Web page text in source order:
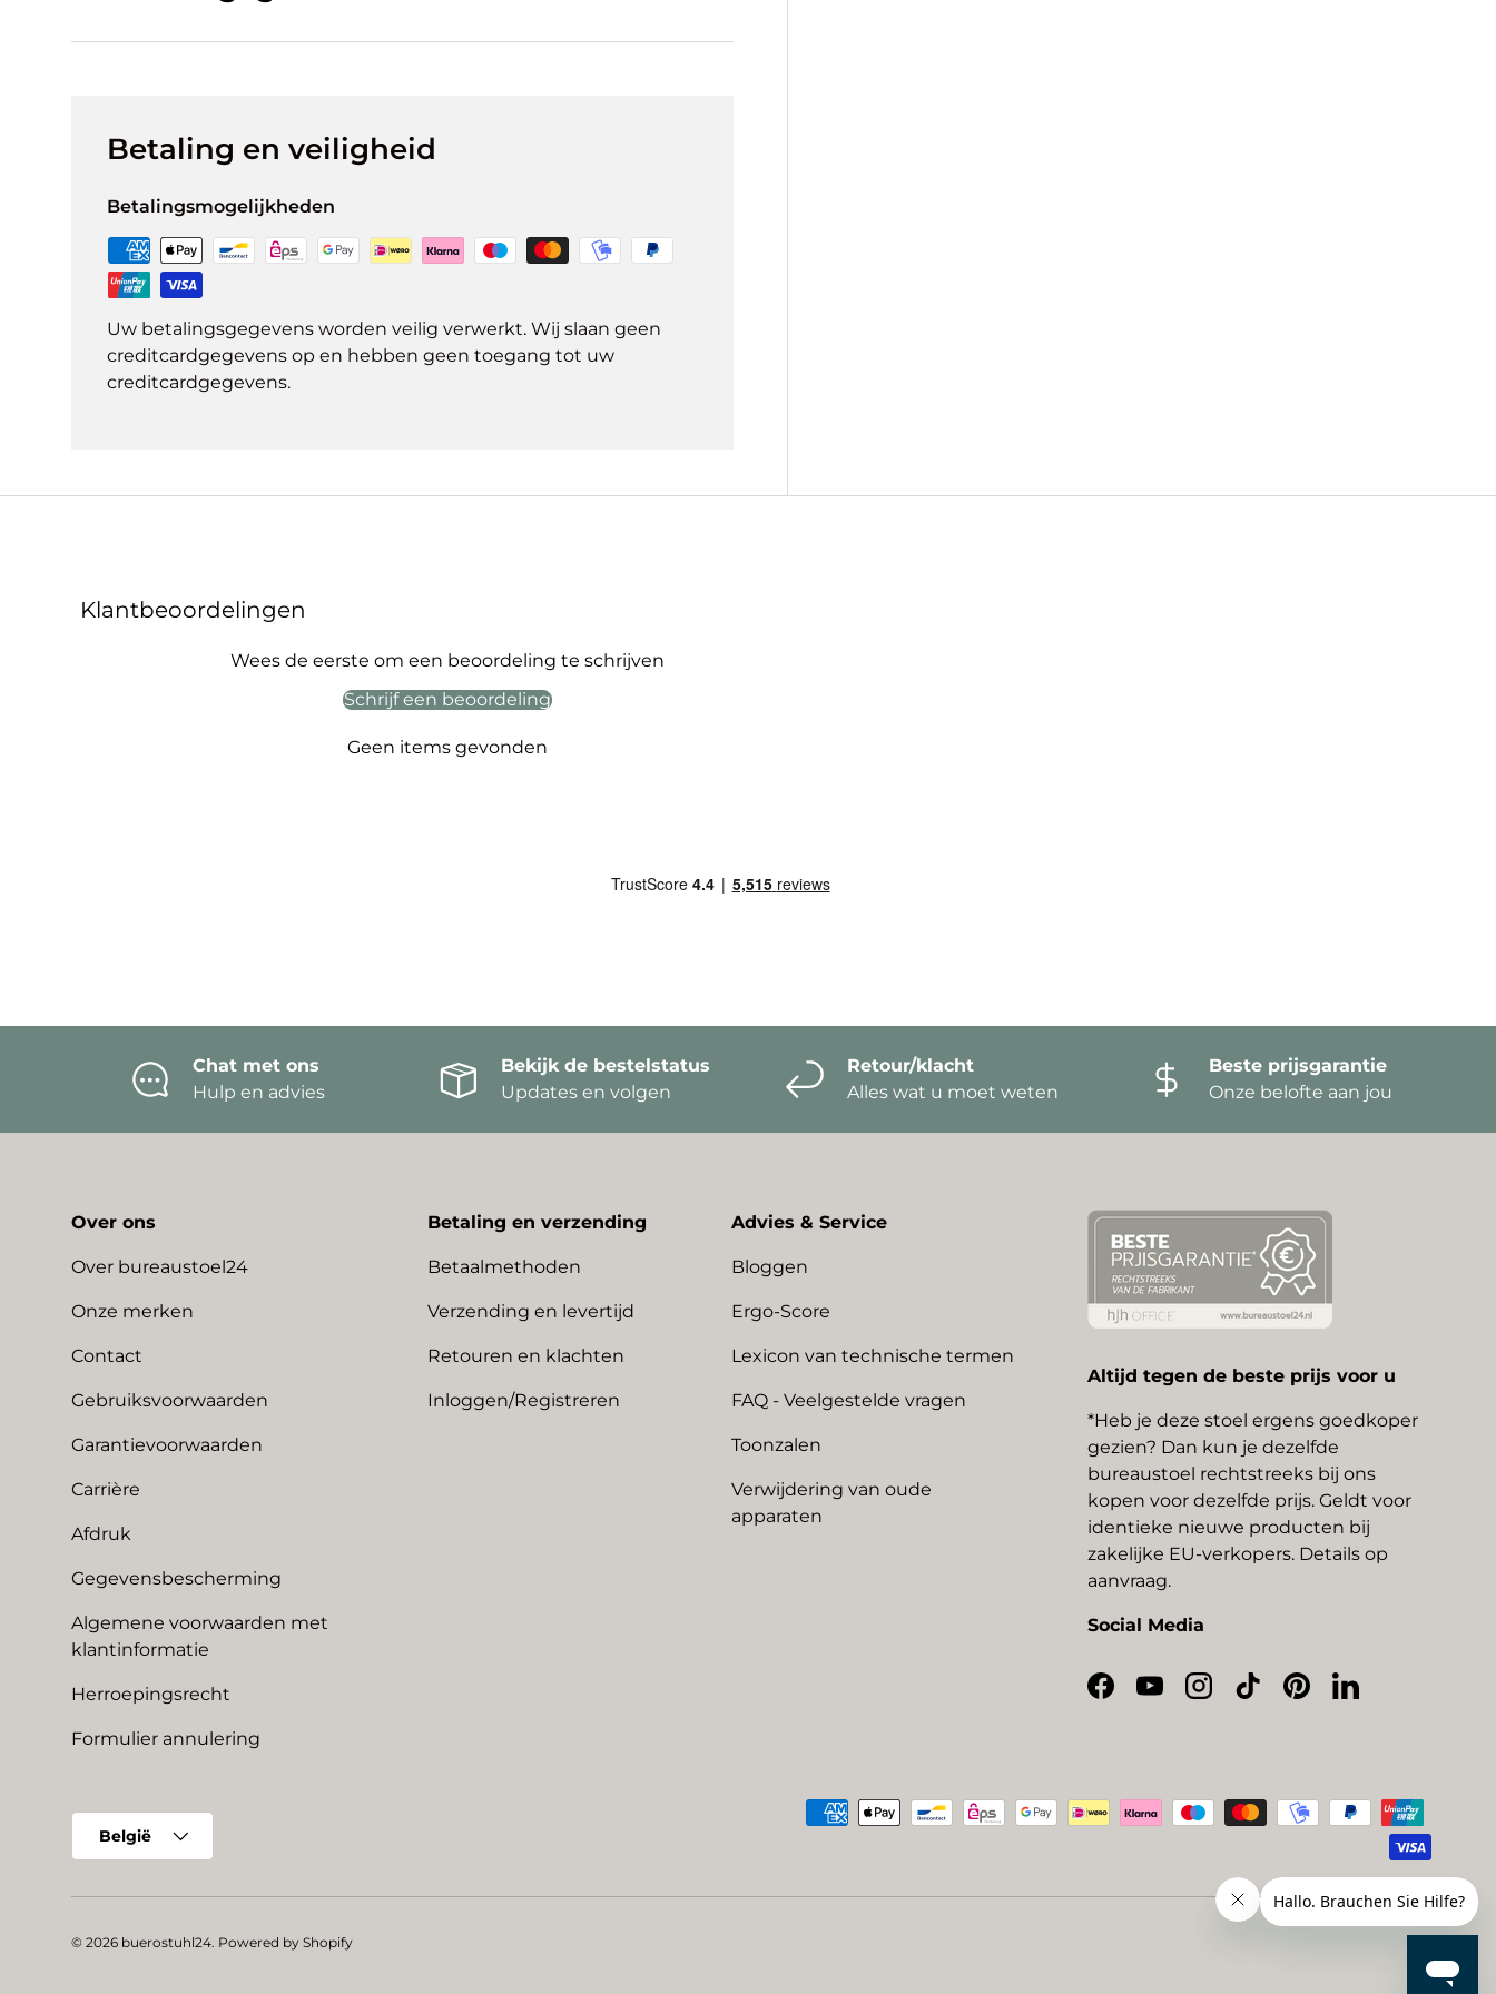
Betaling en veiligheid
Betalingsmogelijkheden
Uw betalingsgegevens worden veilig verwerkt. Wij slaan geen
creditcardgegevens op en hebben geen toegang tot uw
creditcardgegevens.
Klantbeoordelingen
Wees de eerste om een beoordeling te schrijven
Schrijf een beoordeling
Geen items gevonden
Chat met ons
Hulp en advies
Bekijk de bestelstatus
Updates en volgen
Retour/klacht
Alles wat u moet weten
Beste prijsgarantie
Onze belofte aan jou
Over ons
Over bureaustoel24
Onze merken
Contact
Gebruiksvoorwaarden
Garantievoorwaarden
Carrière
Afdruk
Gegevensbescherming
Algemene voorwaarden met
klantinformatie
Herroepingsrecht
Formulier annulering
Betaling en verzending
Betaalmethoden
Verzending en levertijd
Retouren en klachten
Inloggen/Registreren
Advies & Service
Bloggen
Ergo-Score
Lexicon van technische termen
FAQ - Veelgestelde vragen
Toonzalen
Verwijdering van oude
apparaten
Altijd tegen de beste prijs voor u
*Heb je deze stoel ergens goedkoper
gezien? Dan kun je dezelfde
bureaustoel rechtstreeks bij ons
kopen voor dezelfde prijs. Geldt voor
identieke nieuwe producten bij
zakelijke EU-verkopers. Details op
aanvraag.
Social Media
Facebook
YouTubeInstagram
TikTokPinterestLinkedIn
Geaccepteerde betaalmethoden
België
© 2026 buerostuhl24. Powered by Shopify